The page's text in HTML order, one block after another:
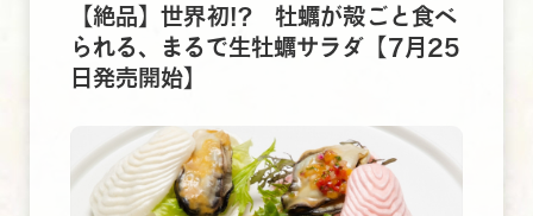
【絶品】世界初!? 牡蠣が殻ごと食べ
られる、まるで生牡蠣サラダ【7月25
日発売開始】